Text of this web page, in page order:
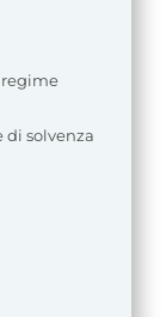
solvenza